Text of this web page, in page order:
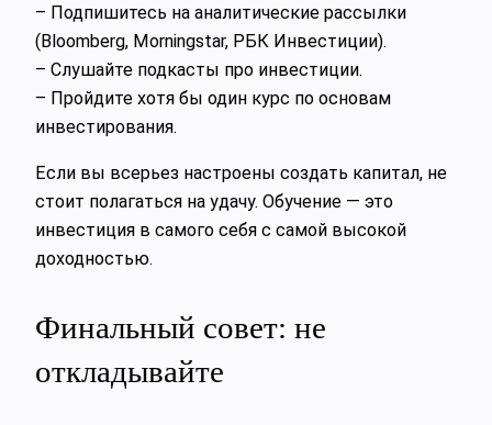
– Подпишитесь на аналитические рассылки
(Bloomberg, Morningstar, РБК Инвестиции).
– Слушайте подкасты про инвестиции.
– Пройдите хотя бы один курс по основам
инвестирования.
Если вы всерьез настроены создать капитал, не
стоит полагаться на удачу. Обучение — это
инвестиция в самого себя с самой высокой
доходностью.
Финальный совет: не
откладывайте